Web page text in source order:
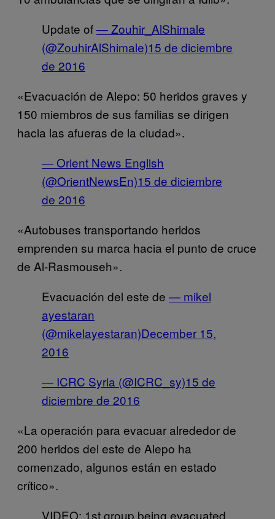
Update of— Zouhir_AlShimale
(@ZouhirAlShimale)15 de diciembre
de 2016
«Evacuación de Alepo: 50 heridos graves y
150 miembros de sus familias se dirigen
hacia las afueras de la ciudad».
— Orient News English
(@OrientNewsEn)15 de diciembre
de 2016
«Autobuses transportando heridos
emprenden su marca hacia el punto de cruce
de Al-Rasmouseh».
Evacuación del este de — mikel
ayestaran
(@mikelayestaran)December 15,
2016
— ICRC Syria (@ICRC_sy)15 de
diciembre de 2016
«La operación para evacuar alrededor de
200 heridos del este de Alepo ha
comenzado, algunos están en estado
crítico».
VIDEO: 1st group being evacuated